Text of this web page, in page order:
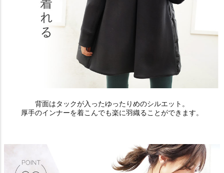
背面はタックが入ったゆったりめのシルエット。
厚手のインナーを着こんでも楽に羽織ることができます。